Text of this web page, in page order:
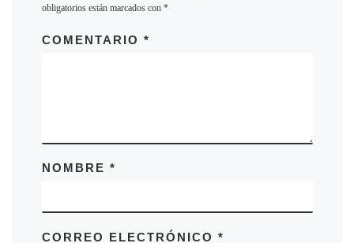
obligatorios están marcados con *
COMENTARIO *
NOMBRE *
CORREO ELECTRÓNICO *